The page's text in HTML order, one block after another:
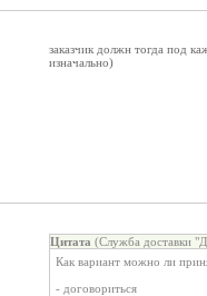
заказчик должн тогда под
изначально)
Цитата (Служба доставки
Как вариант можно ли
- договориться